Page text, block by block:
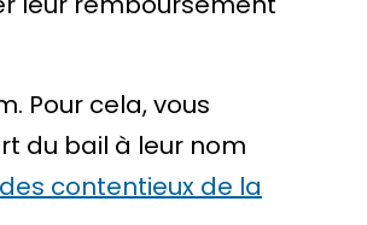
Pour cela, vous
du bail à leur nom
contentieux de la